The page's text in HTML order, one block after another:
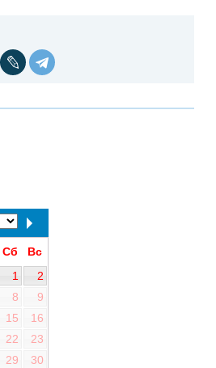
Сб
Вс
1
2
8
9
15
16
22
23
29
30